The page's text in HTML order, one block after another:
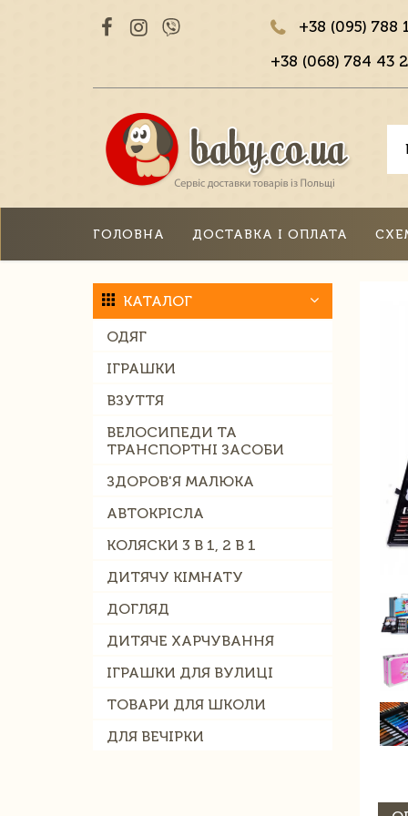
+38 (095) 788
+38 (068) 784 43
ГОЛОВНА ДОСТАВКА І ОПЛАТА
КАТАЛОГ
ОДЯГ
ІГРАШКИ
ВЗУТТЯ
ВЕЛОСИПЕДИ ТА
ТРАНСПОРТНІ ЗАСОБИ
ЗДОРОВ'Я МАЛЮКА
АВТОКРІСЛА
КОЛЯСКИ 3 В 1, 2 В 1
ДИТЯЧУ КІМНАТУ
ДОГЛЯД
ДИТЯЧЕ ХАРЧУВАННЯ
ІГРАШКИ ДЛЯ ВУЛИЦІ
ТОВАРИ ДЛЯ ШКОЛИ
ДЛЯ ВЕЧІРКИ